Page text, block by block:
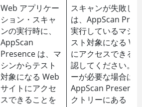
Web アプリケー
ション・スキャ
ンの実行時に、
AppScan
Presenceは、マ
シンからテスト
対象になる Web
サイトにアクセ
スできることを
スキャンが失敗し
は、 AppScan
実行しているマシ
スト対象になる
にアクセスできる
認してください。
ーが必要な場合は、
AppScan Presence
クトリーにある